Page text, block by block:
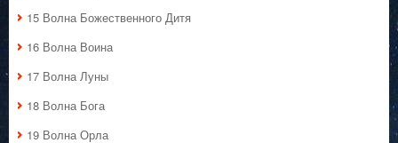
15 Волна Божественного Дитя
16 Волна Воина
17 Волна Луны
18 Волна Бога
19 Волна Орла